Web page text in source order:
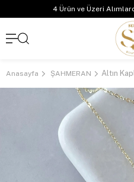
4 Ürün ve Üzeri
Anasayfa ŞAHMERAN Altın